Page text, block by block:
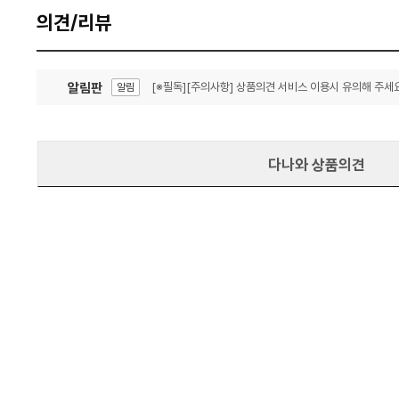
의견/리뷰
알림판 알림 [※필독][주의사항] 상품의견 서비스 이용시 유의해 주세
다나와 상품의견